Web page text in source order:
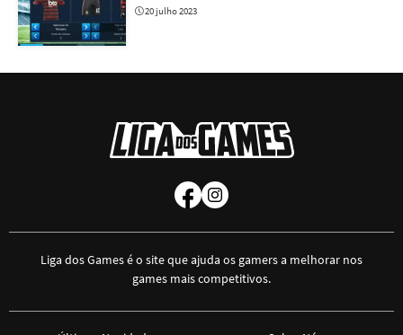
20 julho 2023
Liga dos Games é o site que ajuda os gamers a melhorar nos
games mais competitivos.